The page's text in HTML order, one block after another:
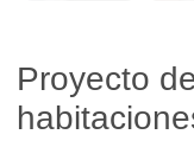
Proyecto